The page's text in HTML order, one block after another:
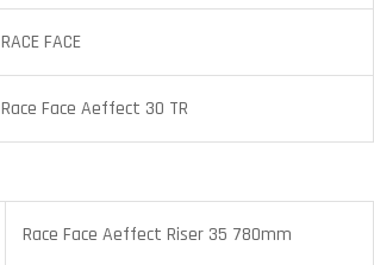
RACE FACE
Race Face Aeffect 30 TR
Race Face Aeffect Riser 35 780mm